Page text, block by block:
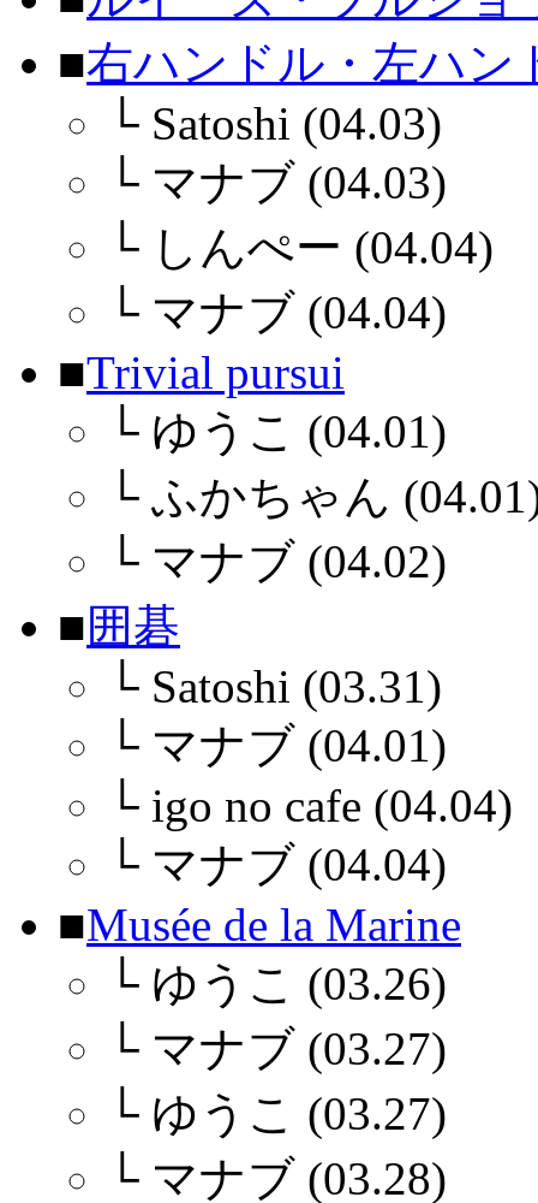
■右ハンドル・左ハン
└ Satoshi (04.03)
└ マナブ (04.03)
└ しんぺー (04.04)
└ マナブ (04.04)
■Trivial pursui
└ ゆうこ (04.01)
└ ふかちゃん
└ マナブ (04.02)
■囲碁
└ Satoshi (03.31)
└ マナブ (04.01)
└ igo no cafe (04.04)
└ マナブ (04.04)
■Musée de la Marine
└ ゆうこ (03.26)
└ マナブ (03.27)
└ ゆうこ (03.27)
└ マナブ (03.28)